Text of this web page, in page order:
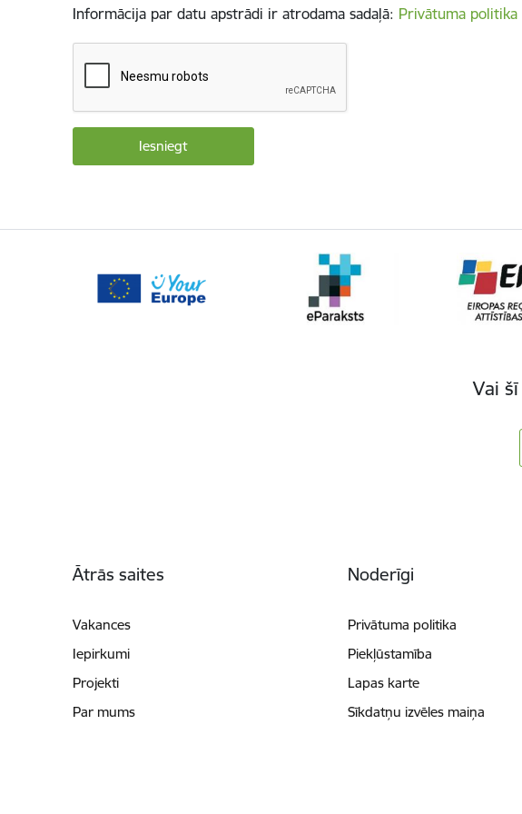
Informācija par datu apstrādi ir atrodama sadaļā: Privātuma politika
Vai
Ātrās saites
Vakances
Iepirkumi
Projekti
Par mums
Noderīgi
Privātuma politika
Piekļūstamība
Lapas karte
Sīkdatņu izvēles maiņa